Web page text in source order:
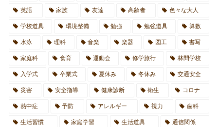
英語 家族 友達 高齢者 色々な大人
学校道具 環境整備 勉強 勉強道具 算数
水泳 理科 音楽 楽器 図工 書写
家庭科 食育 運動会 修学旅行 林間学校
入学式 卒業式 夏休み 冬休み 交通安全
災害 安全指導 健康診断 衛生 コロナ
熱中症 予防 アレルギー 視力 歯科
生活習慣 家庭学習 生活道具 通信関係